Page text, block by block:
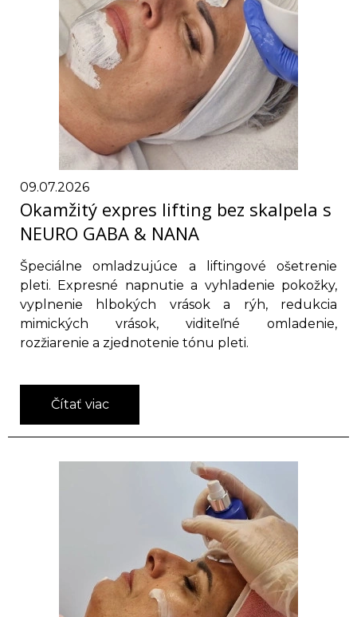
09.07.2026
Okamžitý expres lifting bez skalpela s
NEURO GABA & NANA
Špeciálne omladzujúce a liftingové ošetrenie
pleti. Expresné napnutie a vyhladenie pokožky,
vyplnenie hlbokých vrások a rýh, redukcia
mimických vrások, viditeľné omladenie,
rozžiarenie a zjednotenie tónu pleti.
Čítať viac